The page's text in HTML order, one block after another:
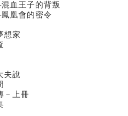
血王子的背叛
凰會的密令
想家
夫說
－上冊